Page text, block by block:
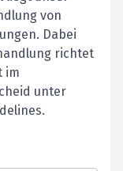
von
Dabei
richtet
im
unter